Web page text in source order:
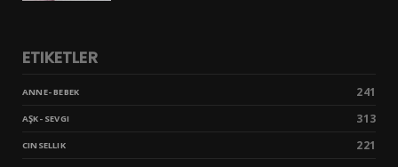
ETIKETLER
ANNE- BEBEK 241
AŞK- SEVGI 313
CINSELLIK 221